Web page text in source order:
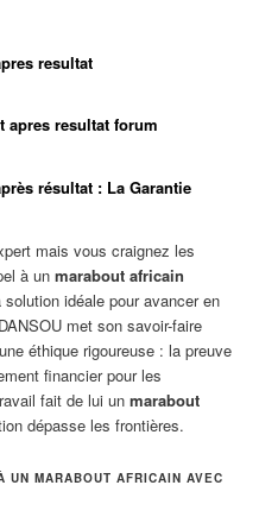
resultat
apres resultat forum
résultat : La Garantie
mais vous craignez les
à unmarabout africain
solution idéale pour avancer en
met son savoir-faire
éthique rigoureuse : la preuve
financier pour les
fait de lui unmarabout
dépasse les frontières.
UN MARABOUT AFRICAIN AVEC